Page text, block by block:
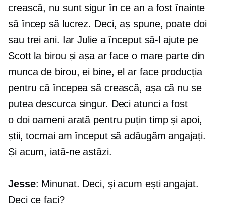
crească, nu sunt sigur în ce an a fost înainte
să încep să lucrez. Deci, aș spune, poate doi
sau trei ani. Iar Julie a început să-l ajute pe
Scott la birou și așa ar face o mare parte din
munca de birou, ei bine, el ar face producția
pentru că începea să crească, așa că nu se
putea descurca singur. Deci atunci a fost
o doi oameniarată pentru puțin timp și apoi,
știi, tocmai am început să adăugăm angajați.
Și acum, iată-ne astăzi.
Jesse: Minunat. Deci, și acum ești angajat.
Deci ce faci?